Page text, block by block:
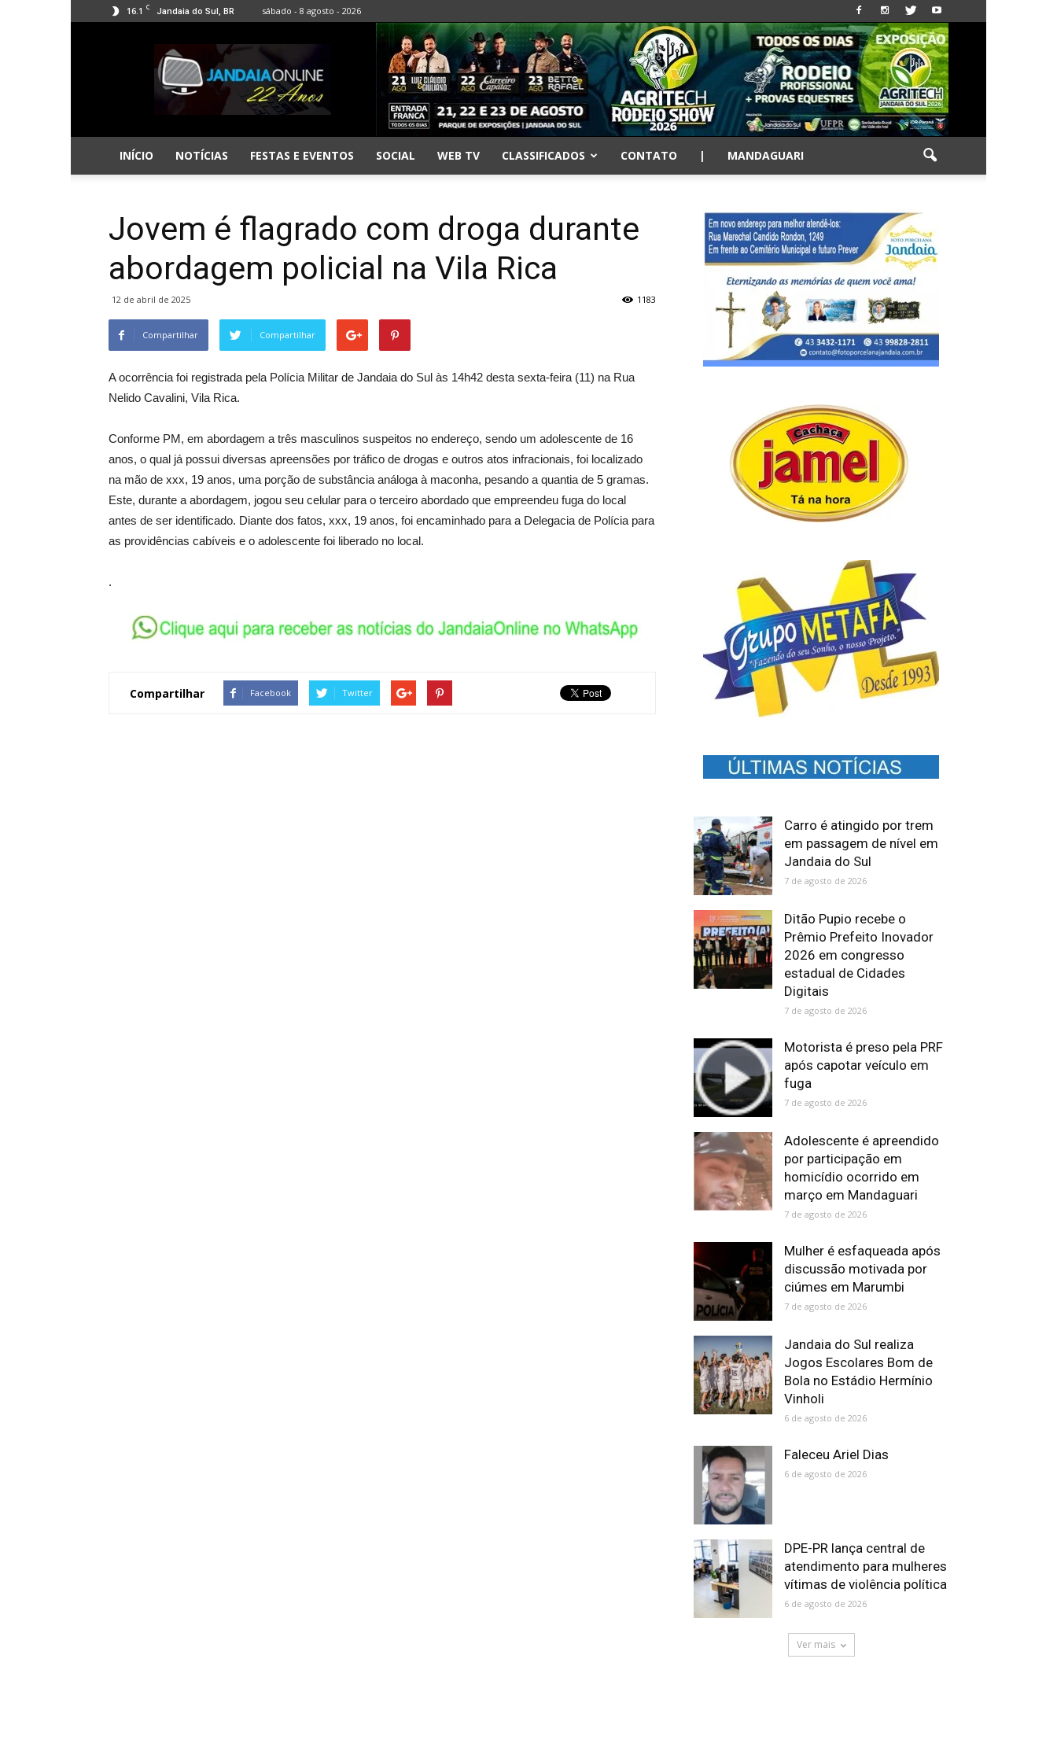
16.1 C Jandaia do Sul, BR sábado - 8 agosto - 2026
Jandaia
Online
INÍCIO NOTÍCIAS FESTAS E EVENTOS SOCIAL WEB TV CLASSIFICADOS CONTATO | MANDAGUARI
Jovem é flagrado com droga durante
abordagem policial na Vila Rica
12 de abril de 2025 1183
Compartilhar Compartilhar
A ocorrência foi registrada pela Polícia Militar de Jandaia do Sul às 14h42 desta sexta-feira (11) na Rua
Nelido Cavalini, Vila Rica.
Conforme PM, em abordagem a três masculinos suspeitos no endereço, sendo um adolescente de 16
anos, o qual já possui diversas apreensões por tráfico de drogas e outros atos infracionais, foi localizado
na mão de xxx, 19 anos, uma porção de substância análoga à maconha, pesando a quantia de 5 gramas.
Este, durante a abordagem, jogou seu celular para o terceiro abordado que empreendeu fuga do local
antes de ser identificado. Diante dos fatos, xxx, 19 anos, foi encaminhado para a Delegacia de Polícia para
as providências cabíveis e o adolescente foi liberado no local.
.
Compartilhar Facebook Twitter
Carro é atingido por trem
em passagem de nível em
Jandaia do Sul
7 de agosto de 2026
Ditão Pupio recebe o
Prêmio Prefeito Inovador
2026 em congresso
estadual de Cidades
Digitais
7 de agosto de 2026
Motorista é preso pela PRF
após capotar veículo em
fuga
7 de agosto de 2026
Adolescente é apreendido
por participação em
homicídio ocorrido em
março em Mandaguari
7 de agosto de 2026
Mulher é esfaqueada após
discussão motivada por
ciúmes em Marumbi
7 de agosto de 2026
Jandaia do Sul realiza
Jogos Escolares Bom de
Bola no Estádio Hermínio
Vinholi
6 de agosto de 2026
Faleceu Ariel Dias
6 de agosto de 2026
DPE-PR lança central de
atendimento para mulheres
vítimas de violência política
6 de agosto de 2026
Ver mais